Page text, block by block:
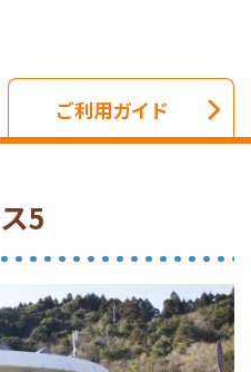
ご利用ガイド
5